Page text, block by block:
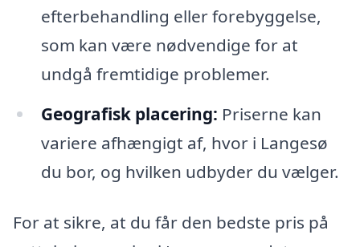
efterbehandling eller forebyggelse,
som kan være nødvendige for at
undgå fremtidige problemer.
Geografisk placering: Priserne kan
variere afhængigt af, hvor i Langesø
du bor, og hvilken udbyder du vælger.
For at sikre, at du får den bedste pris på